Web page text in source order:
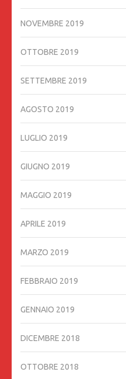
NOVEMBRE 2019
OTTOBRE 2019
SETTEMBRE 2019
AGOSTO 2019
LUGLIO 2019
GIUGNO 2019
MAGGIO 2019
APRILE 2019
MARZO 2019
FEBBRAIO 2019
GENNAIO 2019
DICEMBRE 2018
OTTOBRE 2018